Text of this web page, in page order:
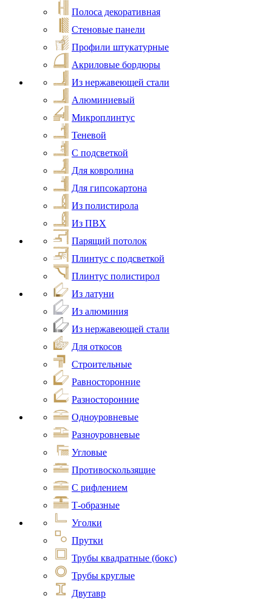
Полоса декоративная
Стеновые панели
Профили штукатурные
Акриловые бордюры
Из нержавеющей стали
Алюминиевый
Микроплинтус
Теневой
С подсветкой
Для ковролина
Для гипсокартона
Из полистирола
Из ПВХ
Парящий потолок
Плинтус с подсветкой
Плинтус полистирол
Из латуни
Из алюминия
Из нержавеющей стали
Для откосов
Строительные
Равносторонние
Разносторонние
Одноуровневые
Разноуровневые
Угловые
Противоскользящие
С рифлением
Т-образные
Уголки
Прутки
Трубы квадратные (бокс)
Трубы круглые
Двутавр